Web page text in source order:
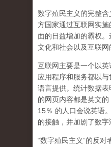
数字殖民主义的完整
方国家通过互联网实
面的日益增加的霸权。
文化和社会以及互联网
互联网主要是一个以
应用程序和服务都以
语言提供。统计数据
的网页内容都是英文
15％ 的人口会说英语
的接触，并加剧了数字
“数字殖民主义”的反